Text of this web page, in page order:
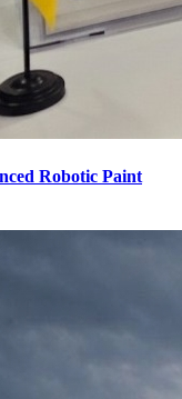
Robotic Paint